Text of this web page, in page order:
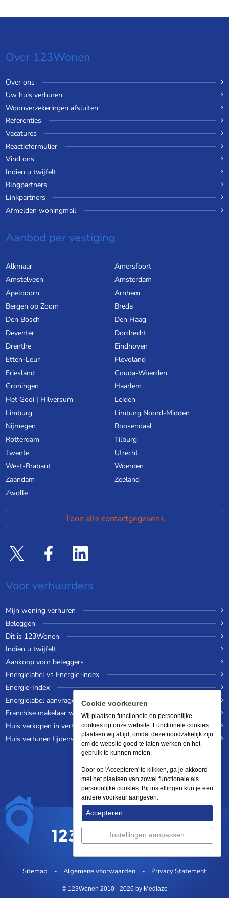
Over 123Wonen
Over ons
Uw huis verhuren
Woonverzekeringen afsluiten
Referenties
Vacatures
Reactieformulier
Vind ons
Indien u twijfelt
Blogpartners
Linkpartners
Afmelden woningmail
Aanbod per vestiging
Alkmaar
Amersfoort
Amstelveen
Amsterdam
Apeldoorn
Arnhem
Bergen op Zoom
Breda
Den Bosch
Den Haag
Deventer
Dordrecht
Drenthe
Eindhoven
Etten-Leur
Flevoland
Friesland
Gouda-Woerden
Groningen
Haarlem
Het Gooi | Hilversum
Leiden
Limburg
Limburg Noord-Midden
Nijmegen
Roosendaal
Rotterdam
Tilburg
Twente
Utrecht
West-Brabant
Woerden
Zaandam
Zeeland
Zwolle
Toon alle contactgegevens
Voor verhuurders
Mijn woning verhuren
Beleggen
Dit is 123Wonen
Indien u twijfelt
Aankoop voor beleggers
Energielabel vs Energie-index
Energie-Index
Energielabel aanvragen
Franchise makelaar worden
Huis verkopen in verhuurde staat
Huis verhuren tijdens een wereldreis
Sitemap Algemene voorwaarden Privacy Statement
© 123Wonen 2010 - 2026 by Mediazo
Cookie voorkeuren
Wij plaatsen functionele en persoonlijke
cookies op onze website. Functionele cookies
plaatsen wij altijd, omdat deze noodzakelijk zijn
om de website goed te laten werken en het
gebruik te kunnen meten.
Door op 'Accepteren' te klikken, ga je akkoord
met het plaatsen van zowel functionele als
persoonlijke cookies. Bij instellingen kun je een
andere voorkeur aangeven.
Accepteren
Instellingen aanpassen